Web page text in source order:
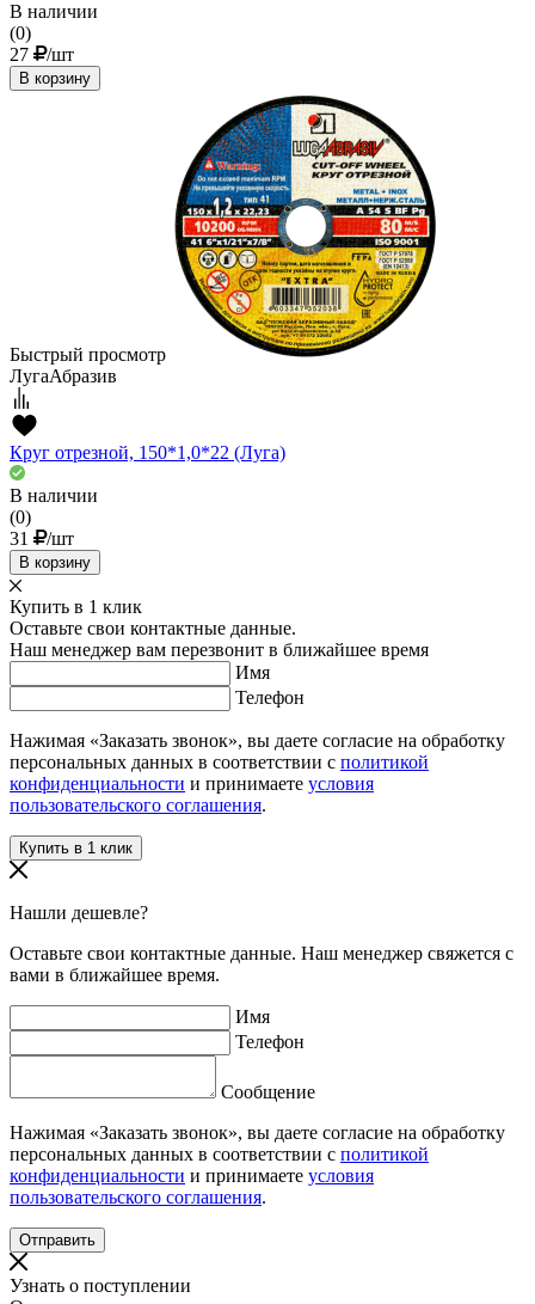
В наличии
(0)
27
/шт
В корзину
Быстрый просмотр
ЛугаАбразив
Круг отрезной, 150*1,0*22 (Луга)
В наличии
(0)
31
/шт
В корзину
Купить в 1 клик
Оставьте свои контактные данные.
Наш менеджер вам перезвонит в ближайшее время
Имя
Телефон
Нажимая «Заказать звонок», вы даете согласие на обработку
персональных данных в соответствии с политикой
конфиденциальности и принимаете условия
пользовательского соглашения.
Нашли дешевле?
Оставьте свои контактные данные. Наш менеджер свяжется с
вами в ближайшее время.
Имя
Телефон
Сообщение
Нажимая «Заказать звонок», вы даете согласие на обработку
персональных данных в соответствии с политикой
конфиденциальности и принимаете условия
пользовательского соглашения.
Узнать о поступлении